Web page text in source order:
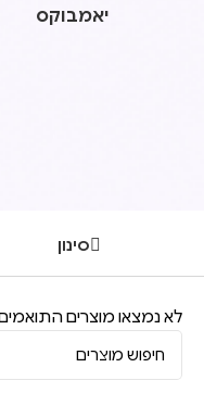
יאמבוקס
סינון
לא נמצאו מוצרים